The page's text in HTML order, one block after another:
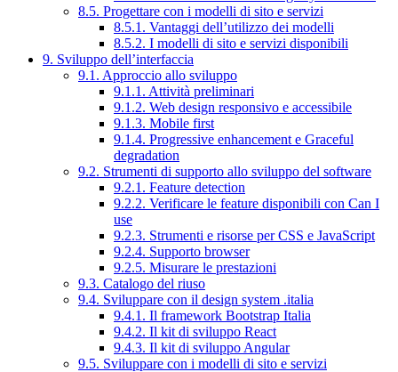
8.5. Progettare con i modelli di sito e servizi
8.5.1. Vantaggi dell’utilizzo dei modelli
8.5.2. I modelli di sito e servizi disponibili
9. Sviluppo dell’interfaccia
9.1. Approccio allo sviluppo
9.1.1. Attività preliminari
9.1.2. Web design responsivo e accessibile
9.1.3. Mobile first
9.1.4. Progressive enhancement e Graceful
degradation
9.2. Strumenti di supporto allo sviluppo del software
9.2.1. Feature detection
9.2.2. Verificare le feature disponibili con Can I
use
9.2.3. Strumenti e risorse per CSS e JavaScript
9.2.4. Supporto browser
9.2.5. Misurare le prestazioni
9.3. Catalogo del riuso
9.4. Sviluppare con il design system .italia
9.4.1. Il framework Bootstrap Italia
9.4.2. Il kit di sviluppo React
9.4.3. Il kit di sviluppo Angular
9.5. Sviluppare con i modelli di sito e servizi